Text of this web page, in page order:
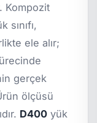
Kompozit
ele alır;
gerçek
ölçüsü
D400 yük